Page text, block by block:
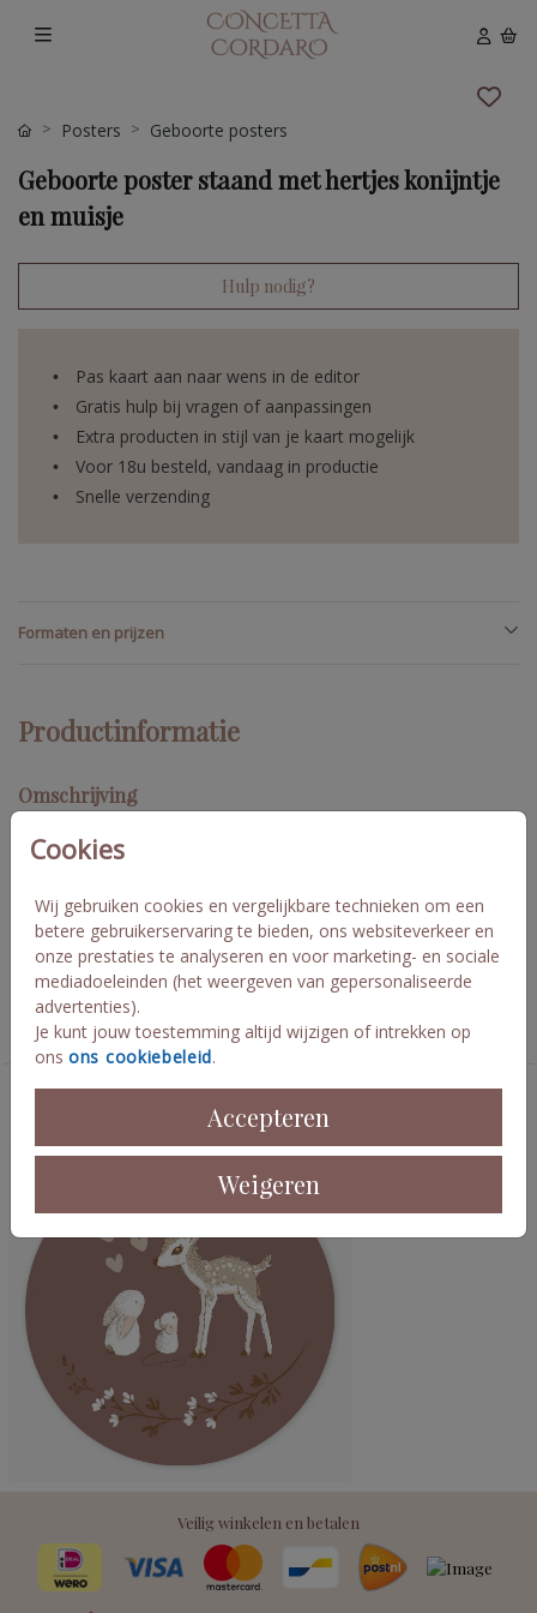
Cookies
Wij gebruiken cookies en vergelijkbare technieken om een
betere gebruikerservaring te bieden, ons websiteverkeer en
onze prestaties te analyseren en voor marketing- en sociale
mediadoeleinden (het weergeven van gepersonaliseerde
advertenties).
Je kunt jouw toestemming altijd wijzigen of intrekken op
ons ons cookiebeleid.
Accepteren
Weigeren
Posters Geboorte posters
Geboorte poster staand met hertjes konijntje
en muisje
Hulp nodig?
Pas kaart aan naar wens in de editor
Gratis hulp bij vragen of aanpassingen
Extra producten in stijl van je kaart mogelijk
Voor 18u besteld, vandaag in productie
Snelle verzending
Formaten en prijzen
Productinformatie
Omschrijving
De poster past bij het geboorte kaartje Jolie, een aanwinst op de
babykamer! De naam is in UV spotlak afgedrukt. Maak je eigen
design in je account kunnen klaar zetten. De afmeting kun je
vergelijken met een A4 tje!
Collectie
Geboorte posters
Deze kaarten vind je misschien ook leuk
Veilig winkelen en betalen